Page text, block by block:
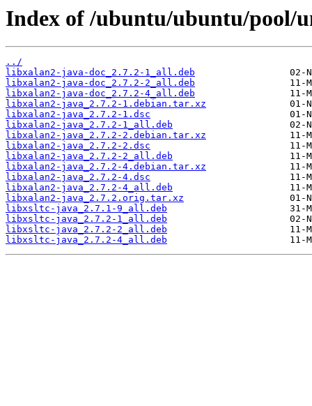
Index of /ubuntu/ubuntu/pool/
../
libxalan2-java-doc_2.7.2-1_all.deb
libxalan2-java-doc_2.7.2-2_all.deb
libxalan2-java-doc_2.7.2-4_all.deb
libxalan2-java_2.7.2-1.debian.tar.xz
libxalan2-java_2.7.2-1.dsc
libxalan2-java_2.7.2-1_all.deb
libxalan2-java_2.7.2-2.debian.tar.xz
libxalan2-java_2.7.2-2.dsc
libxalan2-java_2.7.2-2_all.deb
libxalan2-java_2.7.2-4.debian.tar.xz
libxalan2-java_2.7.2-4.dsc
libxalan2-java_2.7.2-4_all.deb
libxalan2-java_2.7.2.orig.tar.xz
libxsltc-java_2.7.1-9_all.deb
libxsltc-java_2.7.2-1_all.deb
libxsltc-java_2.7.2-2_all.deb
libxsltc-java_2.7.2-4_all.deb